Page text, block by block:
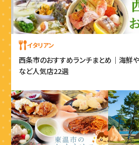
イタリアン
西条市のおすすめランチまとめ｜海鮮や
など人気店22選